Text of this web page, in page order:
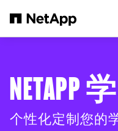
NETAPP
个性化定制您的